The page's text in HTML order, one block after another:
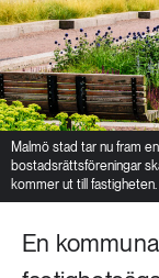
Malmö stad tar nu fram
bostadsrättsföreningar
kommer ut till
En